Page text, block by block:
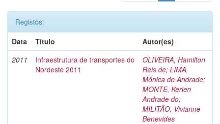
Registos:
Data
Título
Autor(es)
2011
Infraestrutura de transportes do
Nordeste 2011
OLIVEIRA, Hamilton
Reis de; LIMA,
Mônica de Andrade;
MONTE, Kerlen
Andrade do;
MILITÃO, Vivianne
Benevides